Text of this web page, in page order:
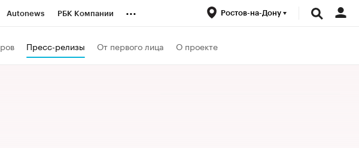
Autonews РБК Компании ... Ростов-на-Дону
Пресс-релизы От первого лица О проекте